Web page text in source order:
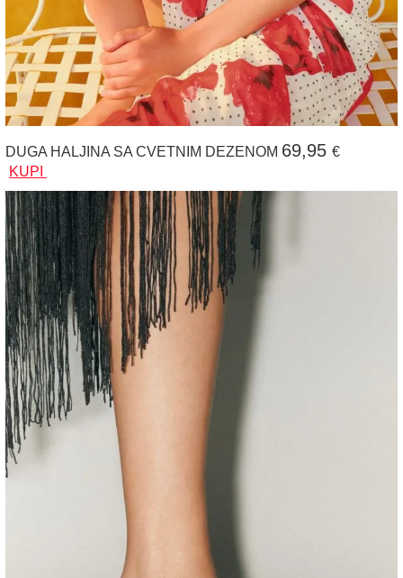
DUGA HALJINA SA CVETNIM DEZENOM 69,95 €
KUPI